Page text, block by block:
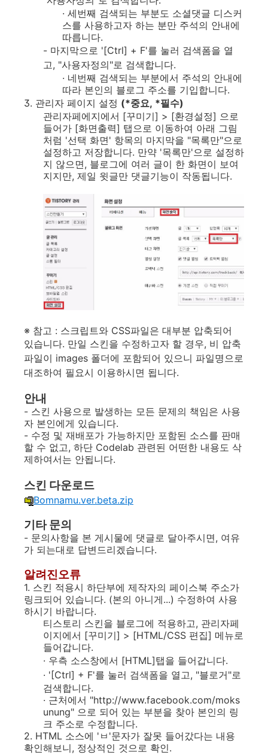
· 세번째 검색되는 부분도 소셜댓글 디스커
스를 사용하고자 하는 분만 주석의 안내에
따릅니다.
- 마지막으로 '[Ctrl] + F'를 눌러 검색폼을 열
고, "사용자정의"로 검색합니다.
· 네번째 검색되는 부분에서 주석의 안내에
따라 본인의 블로그 주소를 기입합니다.
3. 관리자 페이지 설정 (*중요, *필수)
관리자페에지에서 [꾸미기] > [환경설정] 으로
들어가 [화면출력] 탭으로 이동하여 아래 그림
처럼 '선택 화면' 항목의 마지막을 "목록만"으로
설정하고 저장합니다. 만약 '목록만'으로 설정하
지 않으면, 블로그에 여러 글이 한 화면이 보여
지지만, 제일 윗글만 댓글기능이 작동됩니다.
※ 참고 : 스크립트와 CSS파일은 대부분 압축되어
있습니다. 만일 스킨을 수정하고자 할 경우, 비 압축
파일이 images 폴더에 포함되어 있으니 파일명으로
대조하여 필요시 이용하시면 됩니다.
안내
- 스킨 사용으로 발생하는 모든 문제의 책임은 사용
자 본인에게 있습니다.
- 수정 및 재배포가 가능하지만 포함된 소스를 판매
할 수 없고, 하단 Codelab 관련된 어떤한 내용도 삭
제하여서는 안됩니다.
스킨 다운로드
Bomnamu.ver.beta.zip
기타 문의
- 문의사항을 본 게시물에 댓글로 달아주시면, 여유
가 되는대로 답변드리겠습니다.
알려진오류
1. 스킨 적용시 하단부에 제작자의 페이스북 주소가
링크되어 있습니다. (본의 아니게...) 수정하여 사용
하시기 바랍니다.
티스토리 스킨을 블로그에 적용하고, 관리자페
이지에서 [꾸미기] > [HTML/CSS 편집] 메뉴로
들어갑니다.
· 우측 소스창에서 [HTML]탭을 들어갑니다.
· '[Ctrl] + F'를 눌러 검색폼을 열고, "블로거"로
검색합니다.
· 근처에서 "http://www.facebook.com/moks
unung" 으로 되어 있는 부분을 찾아 본인의 링
크 주소로 수정합니다.
2. HTML 소스에 'ㅂ'문자가 잘못 들어갔다는 내용
확인해보니, 정상적인 것으로 확인.